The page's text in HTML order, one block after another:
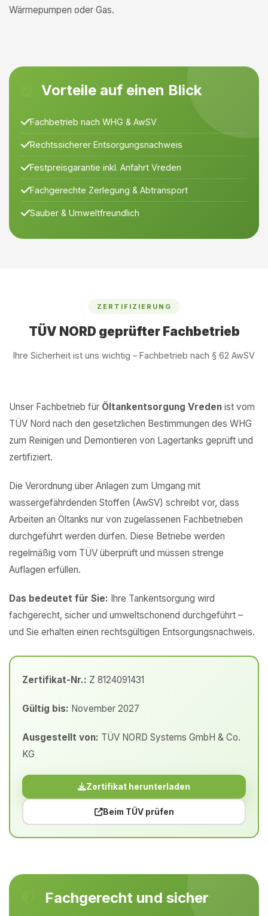
Wärmepumpen oder Gas.
Vorteile auf einen Blick
Fachbetrieb nach WHG & AwSV
Rechtssicherer Entsorgungsnachweis
Festpreisgarantie inkl. Anfahrt Vreden
Fachgerechte Zerlegung & Abtransport
Sauber & Umweltfreundlich
ZERTIFIZIERUNG
TÜV NORD geprüfter Fachbetrieb
Ihre Sicherheit ist uns wichtig – Fachbetrieb nach § 62 AwSV
Unser Fachbetrieb für Öltankentsorgung Vreden ist vom
TÜV Nord nach den gesetzlichen Bestimmungen des WHG
zum Reinigen und Demontieren von Lagertanks geprüft und
zertifiziert.
Die Verordnung über Anlagen zum Umgang mit
wassergefährdenden Stoffen (AwSV) schreibt vor, dass
Arbeiten an Öltanks nur von zugelassenen Fachbetrieben
durchgeführt werden dürfen. Diese Betriebe werden
regelmäßig vom TÜV überprüft und müssen strenge
Auflagen erfüllen.
Das bedeutet für Sie: Ihre Tankentsorgung wird
fachgerecht, sicher und umweltschonend durchgeführt –
und Sie erhalten einen rechtsgültigen Entsorgungsnachweis.
Zertifikat-Nr.: Z 8124091431
Gültig bis: November 2027
Ausgestellt von: TÜV NORD Systems GmbH & Co.
KG
Zertifikat herunterladen
Beim TÜV prüfen
Fachgerecht und sicher